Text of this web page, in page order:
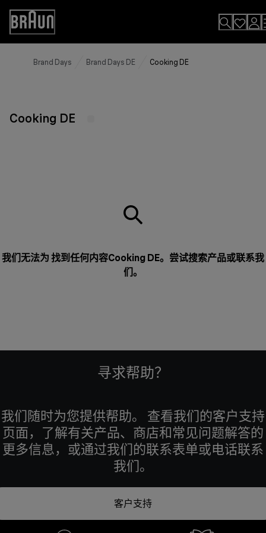
Skip
Content
Accessibility
Statement
Brand Days Brand Days DE Cooking DE
Cooking DE
我们无法为 找到任何内容Cooking DE。尝试搜索产品或联系我
们。
寻求帮助？
我们随时为您提供帮助。 查看我们的客户支持
页面，了解有关产品、商店和常见问题解答的
更多信息，或通过我们的联系表单或电话联系
我们。
客户支持